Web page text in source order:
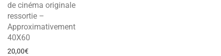
de cinéma originale
ressortie –
Approximativement
40X60
20,00€